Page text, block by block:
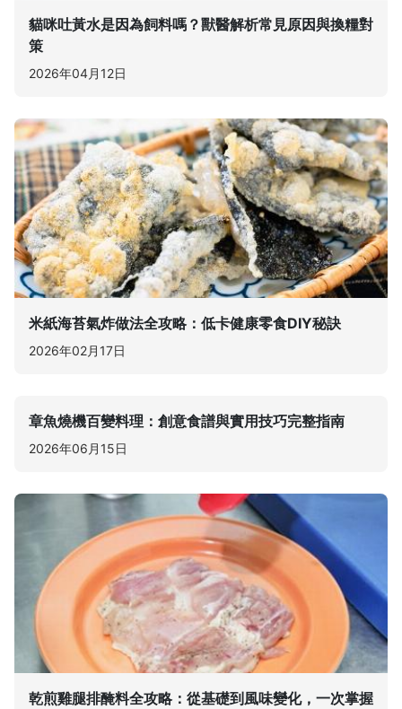
貓咪吐黃水是因為飼料嗎？獸醫解析常見原因與換糧對
策
2026年04月12日
米紙海苔氣炸做法全攻略：低卡健康零食DIY秘訣
2026年02月17日
章魚燒機百變料理：創意食譜與實用技巧完整指南
2026年06月15日
乾煎雞腿排醃料全攻略：從基礎到風味變化，一次掌握